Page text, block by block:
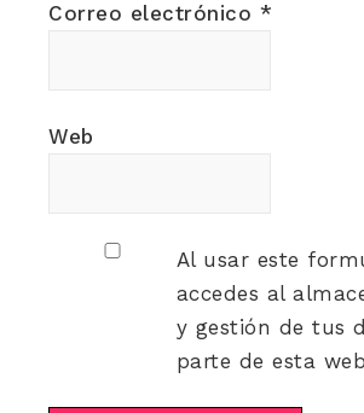
Correo electrónico *
Web
Al usar este
accedes al
y gestión de tus
parte de esta